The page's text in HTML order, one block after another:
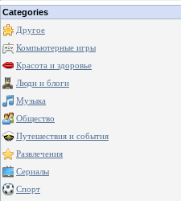
Categories
Другое
Компьютерные игры
Красота и здоровье
Люди и блоги
Музыка
Общество
Путешествия и события
Развлечения
Сериалы
Спорт